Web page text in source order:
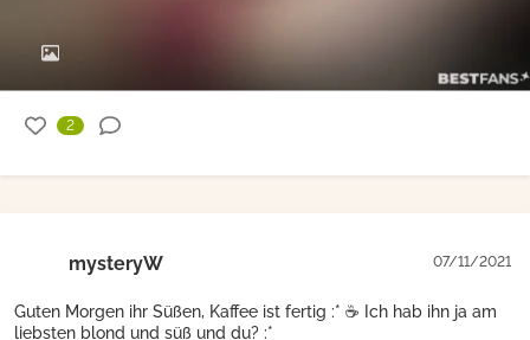
2
mysteryW 07/11/2021
Guten Morgen ihr Süßen, Kaffee ist fertig :* ☕ Ich hab ihn ja am
liebsten blond und süß und du? :*